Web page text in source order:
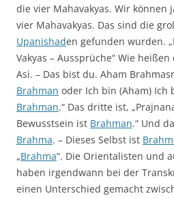
die vier Mahavakyas. Wir können
vier Mahavakyas. Das sind die
Upanishaden gefunden wurden.
Vakyas – Aussprüche“ Wie
Asi. – Das bist du. Aham
Brahman oder Ich bin (Aham) Ich
Brahman.“ Das dritte ist,
Bewusstsein ist Brahman.“ Und
Brahma. – Dieses Selbst ist
„Brahma“. Die Orientalisten und
haben irgendwann bei der
einen Unterschied gemacht